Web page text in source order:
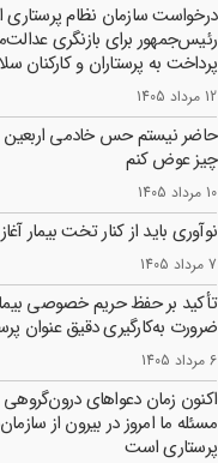
درخواست سازمان نظام پرستاری
رئیس‌جمهور برای بازنگری
پرداخت به پرستاران و کارکنان
12 مرداد 1405
حاضر نیستم حس خادمی اربعین
چیز عوض کنم
10 مرداد 1405
نوآوری باید از کنار تخت بیمار
7 مرداد 1405
تأکید بر حفظ حریم خصوصی
ضرورت به‌کارگیری دقیق عنوان
6 مرداد 1405
اکنون زمان دعواهای
مسئله ما امروز در بیرون از
پرستاری است